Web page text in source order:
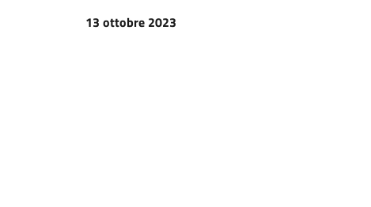
13 ottobre 2023